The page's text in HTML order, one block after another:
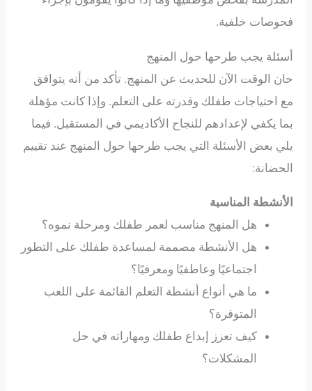
فحوصات خلفية.
أسئلة يجب طرحها حول المنهج
حان الوقت الآن للحديث عن المنهج. تأكد من أنه يتوافق
مع احتياجات طفلك وقدرته على التعلم. وإذا كانت مؤهلة
بما يكفي لإعدادهم للنجاح الأكاديمي في المستقبل. فيما
يلي بعض الأسئلة التي يجب طرحها حول المنهج عند تقييم
الحضانة:
الأنشطة المناسبة
هل المنهج مناسب لعمر طفلك ومرحلة نموه؟
هل الأنشطة مصممة لمساعدة طفلك على التطور
اجتماعيًا وعاطفيًا ومعرفيًا؟
ما هي أنواع أنشطة التعلم القائمة على اللعب
المتوفرة؟
كيف تعزز إبداع طفلك ومهاراته في حل
المشكلات؟